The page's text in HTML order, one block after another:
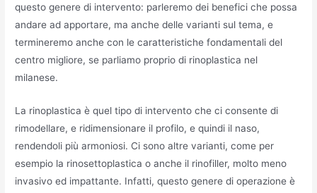
questo genere di intervento: parleremo dei benefici che possa
andare ad apportare, ma anche delle varianti sul tema, e
termineremo anche con le caratteristiche fondamentali del
centro migliore, se parliamo proprio di rinoplastica nel
milanese.
La rinoplastica è quel tipo di intervento che ci consente di
rimodellare, e ridimensionare il profilo, e quindi il naso,
rendendoli più armoniosi. Ci sono altre varianti, come per
esempio la rinosettoplastica o anche il rinofiller, molto meno
invasivo ed impattante. Infatti, questo genere di operazione è